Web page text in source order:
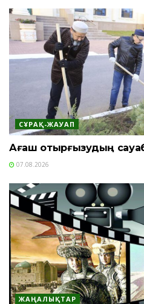
СҰРАҚ-ЖАУАП
Ағаш отырғызудың
07.08.2026
ЖАҢАЛЫҚТАР